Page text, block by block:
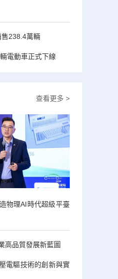
售238.4萬輛
電動車正式下線
查看更多 >
物理AI時代超級平臺
高品質發展新藍圖
電驅技術的創新與實